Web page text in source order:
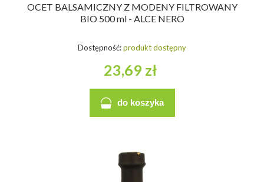
OCET BALSAMICZNY Z MODENY FILTROWANY
BIO 500 ml - ALCE NERO
Dostępność:produkt dostępny
23,69 zł
do koszyka